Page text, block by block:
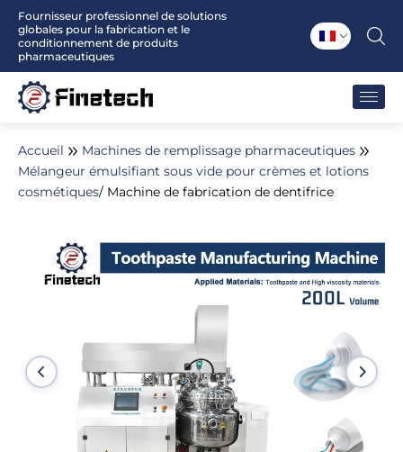
Aller
contenu
Fournisseur professionnel de solutions
globales pour la fabrication et le
conditionnement de produits
pharmaceutiques
Accueil
Machines de remplissage pharmaceutiques
Mélangeur émulsifiant sous vide pour crèmes et lotions
cosmétiques/ Machine de fabrication de dentifrice